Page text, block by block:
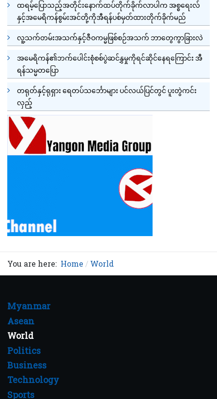
ထရမ့်ပြောသည့်အတိုင်းနောက်ထပ်တိုက်ခိုက်လာပါက အစ္စရေးလ်
နှင့်အမေရိကန်စွမ်းအင်တို့ကိုအီရန်ပစ်မှတ်ထားတိုက်ခိုက်မည်
လူ့သက်တမ်းအသက်နှင့်ဇီဝကမ္မဖြစ်စဉ်အသက် ဘာတွေကွာခြားလဲ
အမေရိကန်၏ဘက်ပေါင်းစုံစစ်ပွဲဆင်နွှမှုကိုရင်ဆိုင်နေရကြောင်း အီ
ရန်သမ္မတပြော
တရုတ်နှင့်ရုရှား ရေတပ်သင်္ဘောများ ပင်လယ်ပြင်တွင် ပူးတွဲကင်း
လှည့်
You are here: Home World
Myanmar
Asean
World
Politics
Business
Technology
Sports